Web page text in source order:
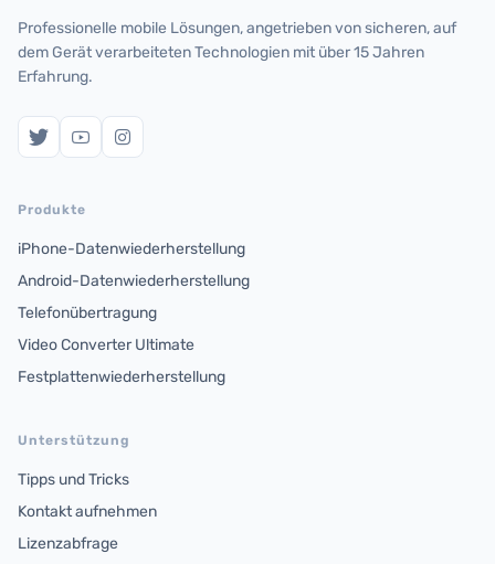
Professionelle mobile Lösungen, angetrieben von sicheren, auf
dem Gerät verarbeiteten Technologien mit über 15 Jahren
Erfahrung.
Produkte
iPhone-Datenwiederherstellung
Android-Datenwiederherstellung
Telefonübertragung
Video Converter Ultimate
Festplattenwiederherstellung
Unterstützung
Tipps und Tricks
Kontakt aufnehmen
Lizenzabfrage